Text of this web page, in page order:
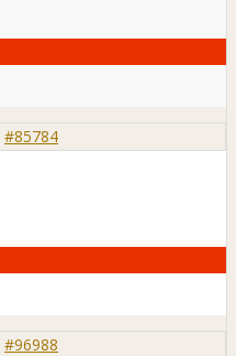
#85784
#96988